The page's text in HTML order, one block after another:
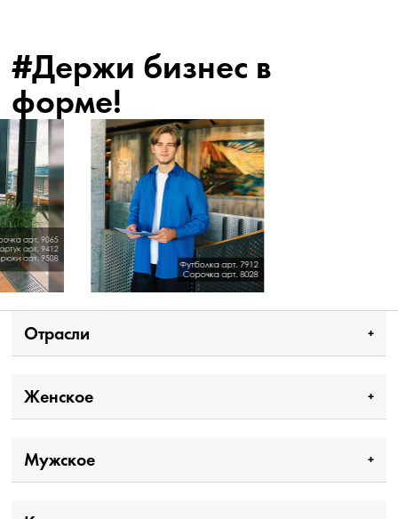
#Держи бизнес в
форме!
Отрасли
Женское
Мужское